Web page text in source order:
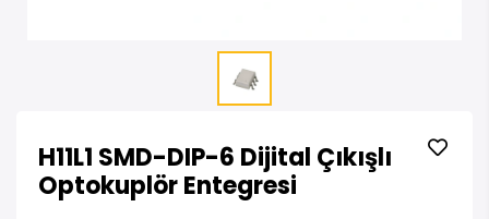
H11L1 SMD-DIP-6 Dijital Çıkışlı
Optokuplör Entegresi